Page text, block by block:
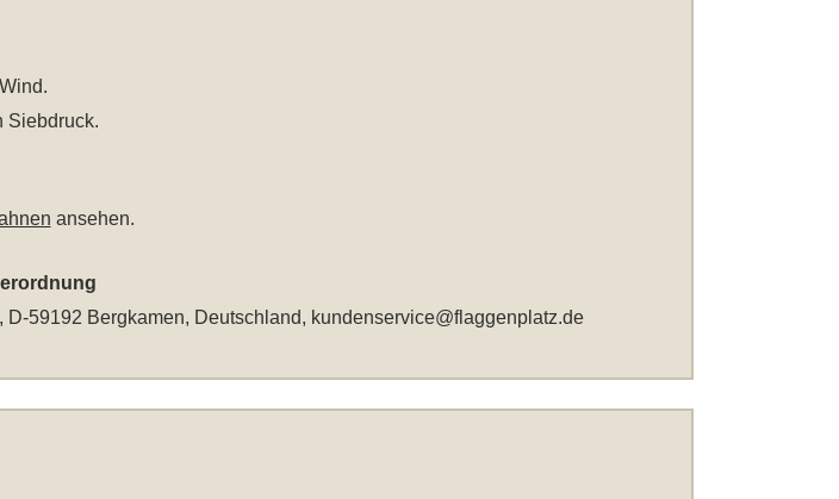
Siebdruck.
ansehen.
59192 Bergkamen, Deutschland, kundenservice@flaggenplatz.de